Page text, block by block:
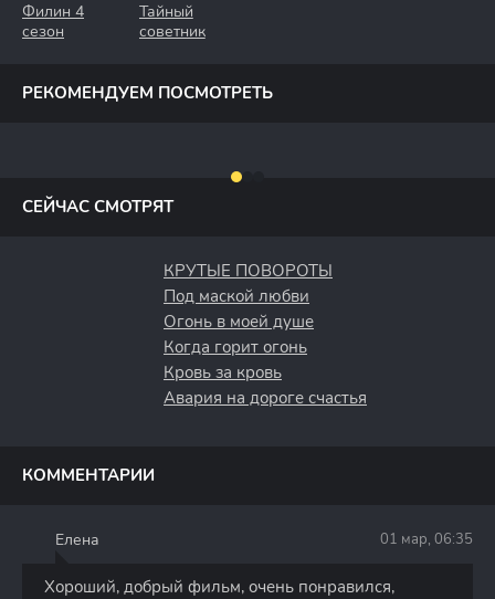
Филин 4
сезон
Тайный
советник
РЕКОМЕНДУЕМ ПОСМОТРЕТЬ
СЕЙЧАС СМОТРЯТ
КРУТЫЕ ПОВОРОТЫ
Под маской любви
Огонь в моей душе
Когда горит огонь
Кровь за кровь
Авария на дороге счастья
КОММЕНТАРИИ
Елена 01 мар, 06:35
Хороший, добрый фильм, очень понравился,